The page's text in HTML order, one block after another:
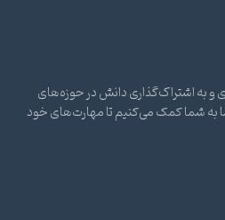
و به اشتراک‌گذاری دانش در حوزه‌های
به شما کمک می‌کنیم تا مهارت‌های خود